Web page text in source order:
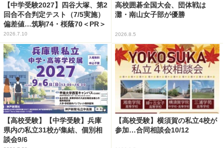
【中学受験2027】四谷大塚、第2
回合不合判定テスト（7/5実施）
偏差値…筑駒74・桜蔭70＜PR＞
2026.7.10
高校囲碁全国大会、団体戦は
灘・南山女子部が優勝
2026.8.5
【高校受験】【中学受験】兵庫
県内の私立31校が集結、個別相
談会9/6
【高校受験】横須賀の私立4校が
参加…合同相談会10/12